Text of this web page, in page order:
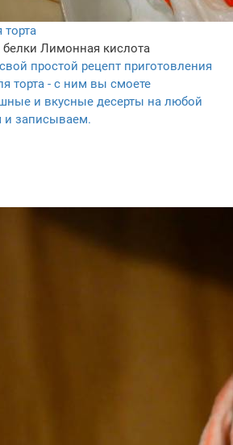
Лимонная кислота
простой рецепт приготовления
торта - с ним вы смоете
и вкусные десерты на любой
и записываем.